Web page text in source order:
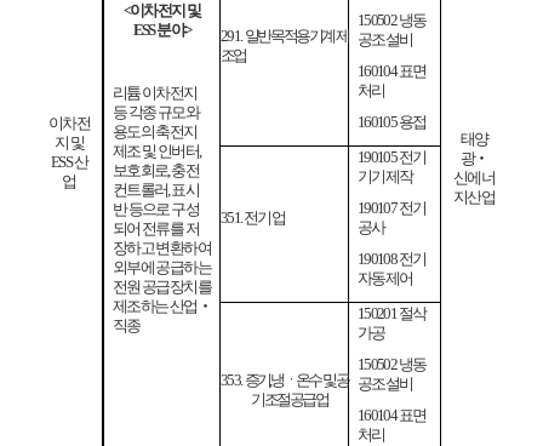
이차전
지 및
ESS산
업
<이차전지 및
ESS분야 >
리튬 이차전지
등 각종 규모와
용도의 축전지
제조 및 인버터,
보호회로,충전
컨트롤러,표시
반등으로 구성
되어 전류를 저
장하고 변환하여
외부에 공급하는
전원 공급장치를
제조하는 산업 ‧
직종
태양
광‧
신에너
지산업
291.일반 목적용 기계 제
조업
150502냉동
공조설비
160104표면
처리
160105용접
351.전기업
190105전기
기기제작
190107전기
공사
190108전기
자동제어
353.증기,냉ㆍ온수 및 공
기 조절 공급업
150201절삭
가공
150502냉동
공조설비
160104표면
처리